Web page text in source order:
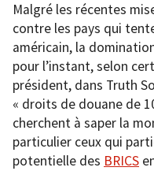
Malgré les récentes
contre les pays qui
américain, la
pour l’instant, selon
président, dans Truth
« droits de douane de
cherchent à saper la
particulier ceux qui
potentielle des BRICS